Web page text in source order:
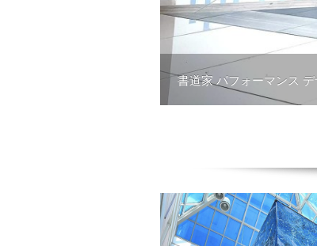
書道家 パフォーマンス